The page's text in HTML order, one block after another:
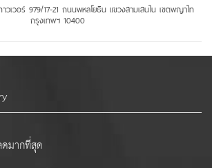
เวอร์ 979/17-21 ถนนพหลโยธิน แขวงสามเสนใน เขตพญาไท
กรุงเทพฯ 10400
มากที่สุด